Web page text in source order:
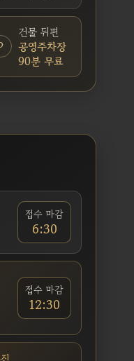
건물 뒤편
공영주차장
90분 무료
접수 마감
6:30
접수 마감
12:30